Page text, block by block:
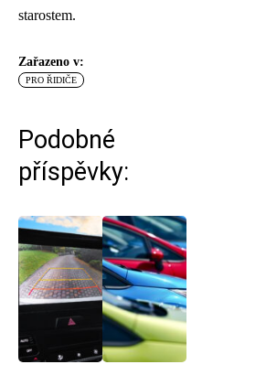
starostem.
Zařazeno v:
PRO ŘIDIČE
Podobné
příspěvky: